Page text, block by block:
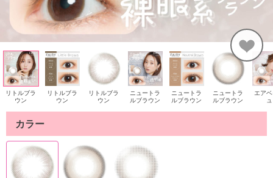
リトルブラ
ウン
リトルブラ
ウン
リトルブラ
ウン
ニュートラ
ルブラウン
ニュートラ
ルブラウン
ニュートラ
ルブラウン
エア
ュ
カラー